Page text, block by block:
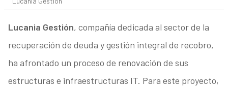
Lucania Gestión, compañía dedicada al sector de la
recuperación de deuda y gestión integral de recobro,
ha afrontado un proceso de renovación de sus
estructuras e infraestructuras IT. Para este proyecto,